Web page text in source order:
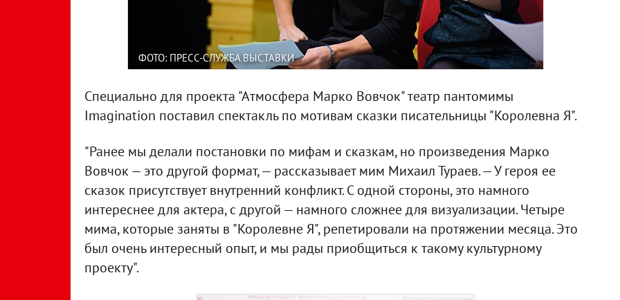
ФОТО: ПРЕСС-СЛУЖБА ВЫСТАВКИ
Специально для проекта "Атмосфера Марко Вовчок" театр пантомимы
Imagination поставил спектакль по мотивам сказки писательницы "Королевна Я".
"Ранее мы делали постановки по мифам и сказкам, но произведения Марко
Вовчок — это другой формат, — рассказывает мим Михаил Тураев. — У героя ее
сказок присутствует внутренний конфликт. С одной стороны, это намного
интереснее для актера, с другой — намного сложнее для визуализации. Четыре
мима, которые заняты в "Королевне Я", репетировали на протяжении месяца. Это
был очень интересный опыт, и мы рады приобщиться к такому культурному
проекту".